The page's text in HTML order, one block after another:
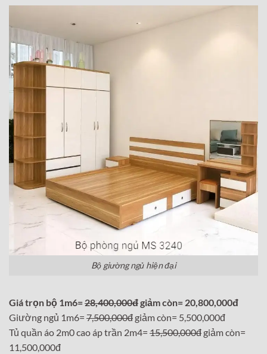
Bộ giường ngủ hiện đại
Giá trọn bộ 1m6=28,400,000đgiảm còn= 20,800,000đ
Giường ngủ 1m6= 7,500,000đ giảm còn= 5,500,000đ
Tủ quần áo 2m0 cao áp trần 2m4= 15,500,000đ giảm còn=
11,500,000đ